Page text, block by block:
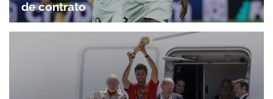
de contrato